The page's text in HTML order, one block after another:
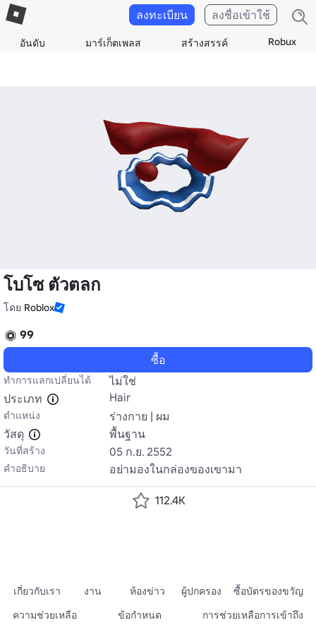
อันดับ มาร์เก็ตเพลส สร้างสรรค์ Robux
ลงทะเบียน ลงชื่อเข้าใช้
โบโซ ตัวตลก
โดย Roblox
99
ซื้อ
ทำการแลกเปลี่ยนได้
ไม่ใช่
ประเภท
Hair
ตำแหน่ง
ร่างกาย | ผม
วัสดุ
พื้นฐาน
วันที่สร้าง 05 ก.ย. 2552
คำอธิบาย อย่ามองในกล่องของเขามา
112.4K
เกี่ยวกับเรา งาน ห้องข่าว ผู้ปกครอง
ซื้อบัตรของขวัญ
ความช่วยเหลือ
ข้อกำหนด การช่วยเหลือการเข้าถึง